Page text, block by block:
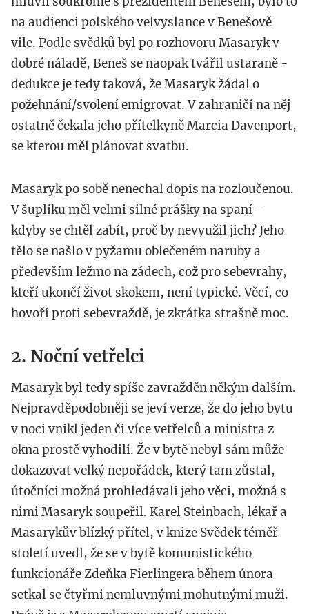
na audienci polského velvyslance v Benešově
vile. Podle svědků byl po rozhovoru Masaryk v
dobré náladě, Beneš se naopak tvářil ustaraně -
dedukce je tedy taková, že Masaryk žádal o
požehnání/svolení emigrovat. V zahraničí na něj
ostatně čekala jeho přítelkyně Marcia Davenport,
se kterou měl plánovat svatbu.
Masaryk po sobě nenechal dopis na rozloučenou.
V šuplíku měl velmi silné prášky na spaní -
kdyby se chtěl zabít, proč by nevyužil jich? Jeho
tělo se našlo v pyžamu oblečeném naruby a
především ležmo na zádech, což pro sebevrahy,
kteří ukončí život skokem, není typické. Věcí, co
hovoří proti sebevraždě, je zkrátka strašně moc.
2. Noční vetřelci
Masaryk byl tedy spíše zavražděn někým dalším.
Nejpravděpodobněji se jeví verze, že do jeho bytu
v noci vnikl jeden či více vetřelců a ministra z
okna prostě vyhodili. Že v bytě nebyl sám může
dokazovat velký nepořádek, který tam zůstal,
útočníci možná prohledávali jeho věci, možná s
nimi Masaryk soupeřil. Karel Steinbach, lékař a
Masarykův blízký přítel, v knize Svědek téměř
století uvedl, že se v bytě komunistického
funkcionáře Zdeňka Fierlingera během února
setkal se čtyřmi nemluvnými mohutnými muži.